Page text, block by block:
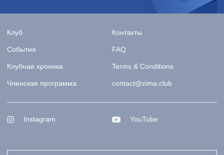
Клуб
События
Клубная хроника
Членская программа
Контакты
FAQ
Terms & Conditions
contact@zima.club
Instagram YouTube